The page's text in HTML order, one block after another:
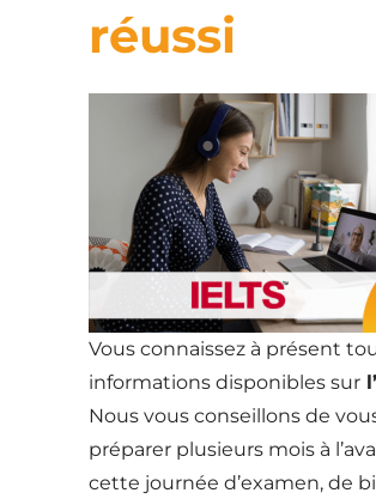
réussi
Vous connaissez à présent
informations disponibles sur
Nous vous conseillons de
préparer plusieurs mois à
cette journée d’examen, de